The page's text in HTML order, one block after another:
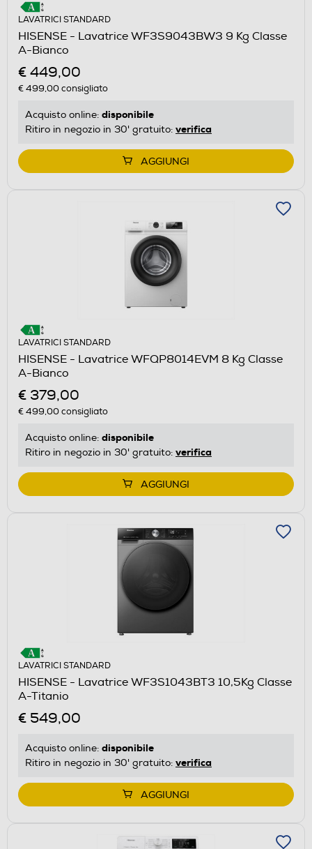
LAVATRICI STANDARD
HISENSE - Lavatrice WF3S9043BW3 9 Kg Classe
A-Bianco
€ 449,00
€ 499,00consigliato
Acquisto online: disponibile
Ritiro in negozio in 30' gratuito: verifica
AGGIUNGI
LAVATRICI STANDARD
HISENSE - Lavatrice WFQP8014EVM 8 Kg Classe
A-Bianco
€ 379,00
€ 499,00consigliato
Acquisto online: disponibile
Ritiro in negozio in 30' gratuito: verifica
AGGIUNGI
LAVATRICI STANDARD
HISENSE - Lavatrice WF3S1043BT3 10,5Kg Classe
A-Titanio
€ 549,00
Acquisto online: disponibile
Ritiro in negozio in 30' gratuito: verifica
AGGIUNGI